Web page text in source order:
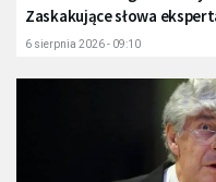
Zaskakujące słowa
6 sierpnia 2026 - 09:10